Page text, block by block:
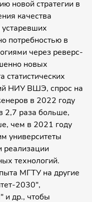
новой стратегии в
качества
устаревших
потребностью в
через реверс-
новых
статистических
НИУ ВШЭ, спрос на
в 2022 году
2,7 раза больше,
чем в 2021 году
университеты
реализации
технологий.
МГТУ на другие
2030",
др., чтобы